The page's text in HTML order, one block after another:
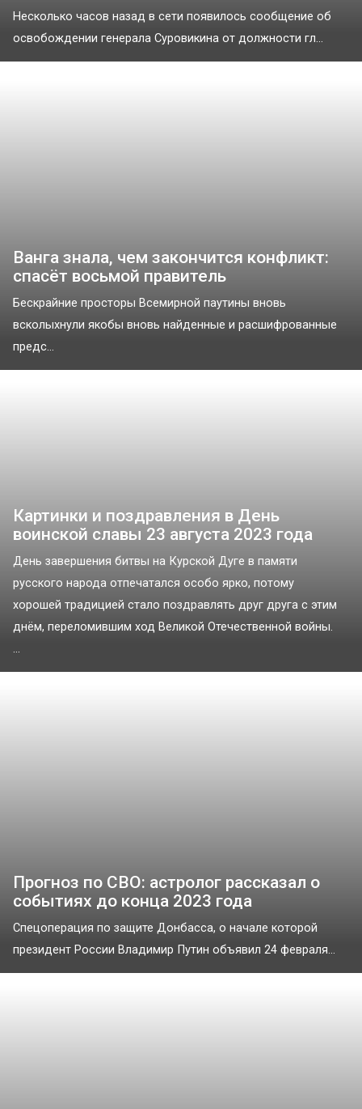
Несколько часов назад в сети появилось сообщение об
освобождении генерала Суровикина от должности гл...
Ванга знала, чем закончится конфликт:
спасёт восьмой правитель
Бескрайние просторы Всемирной паутины вновь
всколыхнули якобы вновь найденные и расшифрованные
предс...
Картинки и поздравления в День
воинской славы 23 августа 2023 года
День завершения битвы на Курской Дуге в памяти
русского народа отпечатался особо ярко, потому
хорошей традицией стало поздравлять друг друга с этим
днём, переломившим ход Великой Отечественной войны.
...
Прогноз по СВО: астролог рассказал о
событиях до конца 2023 года
Спецоперация по защите Донбасса, о начале которой
президент России Владимир Путин объявил 24 февраля...